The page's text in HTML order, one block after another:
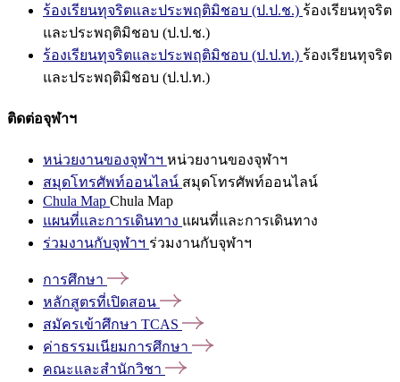
ร้องเรียนทุจริตและประพฤติมิชอบ (ป.ป.ช.) ร้องเรียนทุจริต
และประพฤติมิชอบ (ป.ป.ช.)
ร้องเรียนทุจริตและประพฤติมิชอบ (ป.ป.ท.) ร้องเรียนทุจริต
และประพฤติมิชอบ (ป.ป.ท.)
ติดต่อจุฬาฯ
หน่วยงานของจุฬาฯ หน่วยงานของจุฬาฯ
สมุดโทรศัพท์ออนไลน์ สมุดโทรศัพท์ออนไลน์
Chula Map Chula Map
แผนที่และการเดินทาง แผนที่และการเดินทาง
ร่วมงานกับจุฬาฯ ร่วมงานกับจุฬาฯ
การศึกษา
หลักสูตรที่เปิดสอน
สมัครเข้าศึกษา TCAS
ค่าธรรมเนียมการศึกษา
คณะและสำนักวิชา